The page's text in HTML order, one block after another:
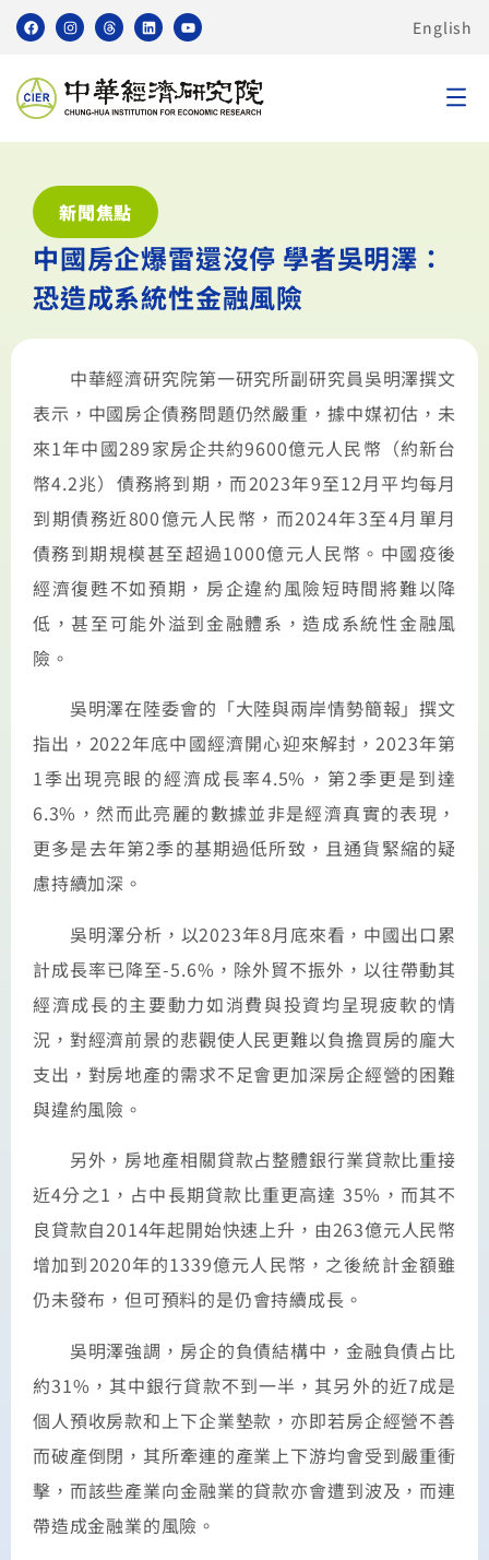
English
新聞焦點
中國房企爆雷還沒停 學者吳明澤：
恐造成系統性金融風險
中華經濟研究院第一研究所副研究員吳明澤撰文
表示，中國房企債務問題仍然嚴重，據中媒初估，未
來1年中國289家房企共約9600億元人民幣（約新台
幣4.2兆）債務將到期，而2023年9至12月平均每月
到期債務近800億元人民幣，而2024年3至4月單月
債務到期規模甚至超過1000億元人民幣。中國疫後
經濟復甦不如預期，房企違約風險短時間將難以降
低，甚至可能外溢到金融體系，造成系統性金融風
險。
吳明澤在陸委會的「大陸與兩岸情勢簡報」撰文
指出，2022年底中國經濟開心迎來解封，2023年第
1季出現亮眼的經濟成長率4.5%，第2季更是到達
6.3%，然而此亮麗的數據並非是經濟真實的表現，
更多是去年第2季的基期過低所致，且通貨緊縮的疑
慮持續加深。
吳明澤分析，以2023年8月底來看，中國出口累
計成長率已降至-5.6%，除外貿不振外，以往帶動其
經濟成長的主要動力如消費與投資均呈現疲軟的情
況，對經濟前景的悲觀使人民更難以負擔買房的龐大
支出，對房地產的需求不足會更加深房企經營的困難
與違約風險。
另外，房地產相關貸款占整體銀行業貸款比重接
近4分之1，占中長期貸款比重更高達 35%，而其不
良貸款自2014年起開始快速上升，由263億元人民幣
增加到2020年的1339億元人民幣，之後統計金額雖
仍未發布，但可預料的是仍會持續成長。
吳明澤強調，房企的負債結構中，金融負債占比
約31%，其中銀行貸款不到一半，其另外的近7成是
個人預收房款和上下企業墊款，亦即若房企經營不善
而破產倒閉，其所牽連的產業上下游均會受到嚴重衝
擊，而該些產業向金融業的貸款亦會遭到波及，而連
帶造成金融業的風險。